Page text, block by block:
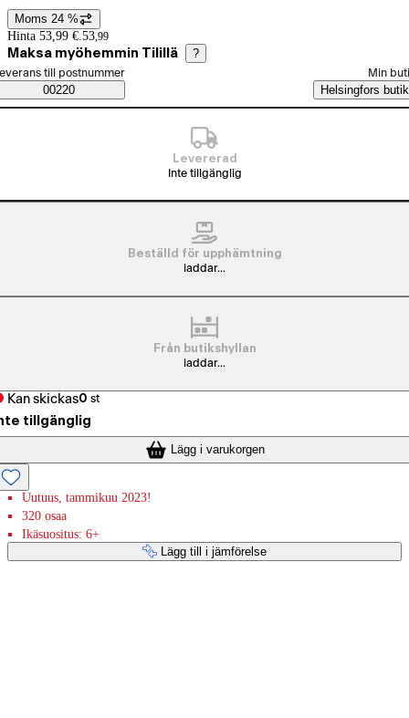
Prisinformation
Moms 24 %
Hinta 53,99 €. 53,99
Maksa myöhemmin Tilillä ?
Saatavuustiedot
beställningssätt
till postnummer
00220
Min
Helsingfors butik
Levererad
Inte tillgänglig
Beställd för upphämtning
laddar...
Från butikshyllan
laddar...
Kan skickas0 st
tillgänglig
Lägg i varukorgen
Uutuus, tammikuu 2023!
320 osaa
Ikäsuositus: 6+
Lägg till i jämförelse